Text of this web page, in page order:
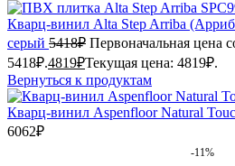
Кварц-винил Alta Step Arriba
серый 5418₽ Первоначальная цена
5418₽.4819₽Текущая цена: 4819₽.
Вернуться к продуктам
Кварц-винил Aspenfloor Natural
6062₽
-11%